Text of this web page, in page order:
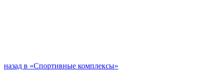
назад в «Спортивные комплексы»